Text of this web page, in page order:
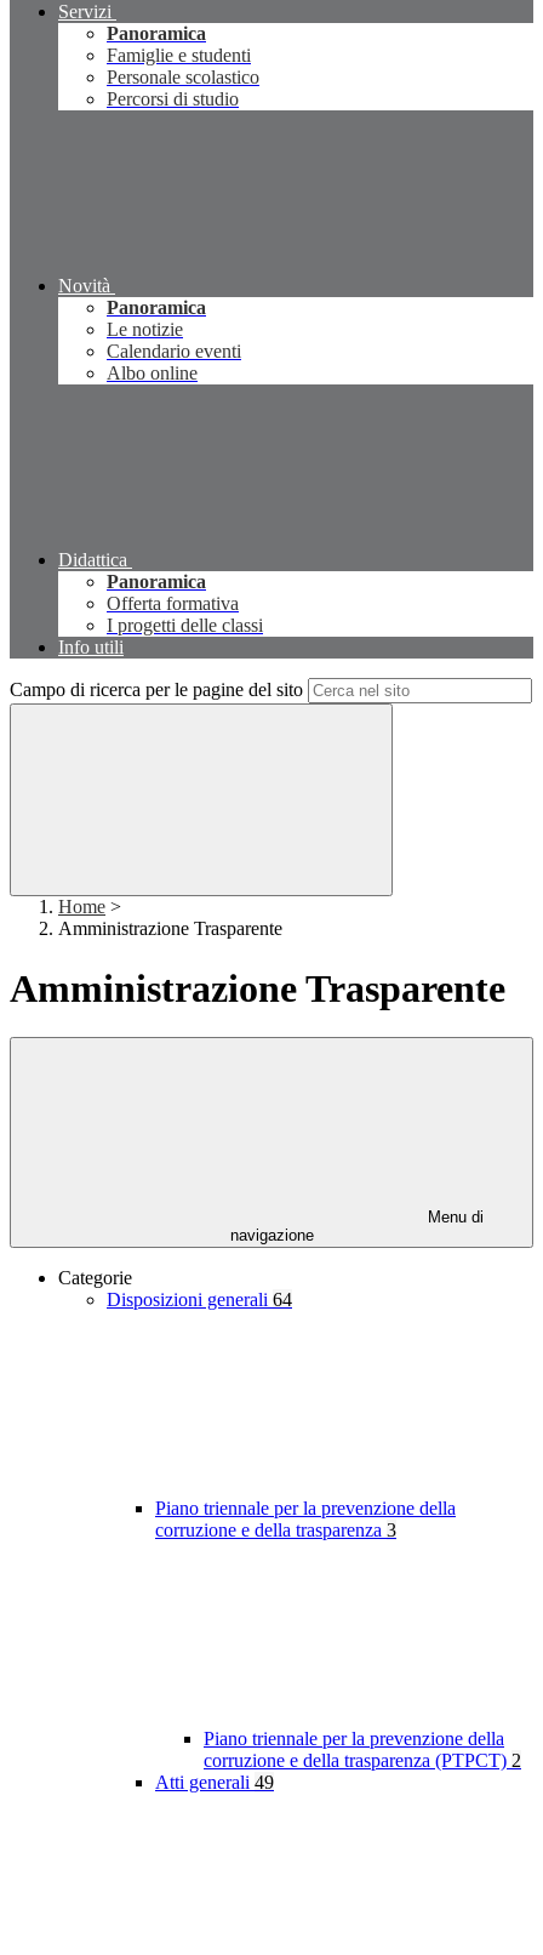
Servizi
Panoramica
Famiglie e studenti
Personale scolastico
Percorsi di studio
Novità
Panoramica
Le notizie
Calendario eventi
Albo online
Didattica
Panoramica
Offerta formativa
I progetti delle classi
Info utili
Campo di ricerca per le pagine del sito
Home >
Amministrazione Trasparente
Amministrazione Trasparente
Menu di
navigazione
Categorie
Disposizioni generali 64
Piano triennale per la prevenzione della
corruzione e della trasparenza 3
Piano triennale per la prevenzione della
corruzione e della trasparenza (PTPCT) 2
Atti generali 49